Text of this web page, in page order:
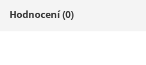
Hodnocení (0)